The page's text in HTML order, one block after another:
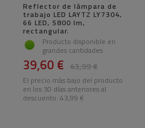
Reflector de lámpara de
trabajo LED LAYTZ LY7304,
66 LED, 5800 lm,
rectangular.
Producto disponible en
grandes cantidades
43,99 €
39,60 €
El precio más bajo del producto
en los 30 días anteriores al
descuento: 43,99 €